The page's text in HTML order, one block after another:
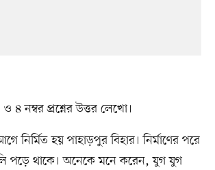
নম্বর প্রশ্নের উত্তর লেখো।
নির্মিত হয় পাহাড়পুর বিহার। নির্মাণের পরে
পড়ে থাকে। অনেকে মনে করেন, যুগ যুগ